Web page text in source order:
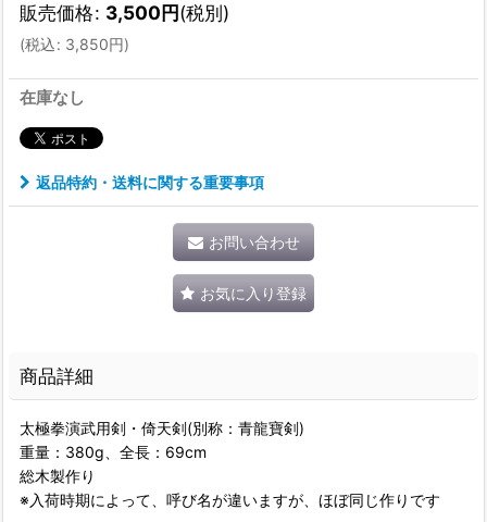
販売価格: 3,500円(税別)
(税込: 3,850円)
在庫なし
返品特約・送料に関する重要事項
お問い合わせ
お気に入り登録
商品詳細
太極拳演武用剣・倚天剣(別称：青龍寶剣)
重量：380g、全長：69cm
総木製作り
※入荷時期によって、呼び名が違いますが、ほぼ同じ作りです